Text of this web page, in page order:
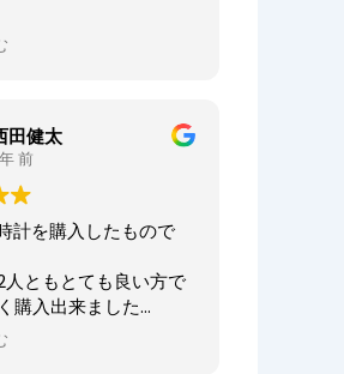
んでいただけて何より
す。
からの返信
店でございます。
切な時計の修理をお任
誠にありがとうござい
い口コミも誠にありが
ます！！
いただき申し訳ござい
た。
田健太
前
計を購入したもので
人ともとても良い方で
購入出来ました
ございました